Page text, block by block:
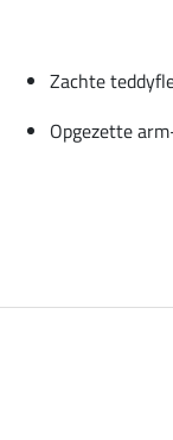
Zachte
Opgezette